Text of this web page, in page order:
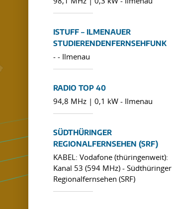
ISTUFF – ILMENAUER
STUDIERENDENFERNSEHFUNK
- - Ilmenau
RADIO TOP 40
94,8 MHz | 0,1 kW - Ilmenau
SÜDTHÜRINGER
REGIONALFERNSEHEN (SRF)
KABEL: Vodafone (thüringenweit):
Kanal 53 (594 MHz) - Südthüringer
Regionalfernsehen (SRF)